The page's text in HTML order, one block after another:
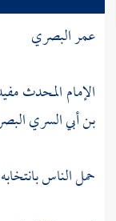
عمر البصري
الإمام المحدث
بن أبي السري
حمل الناس